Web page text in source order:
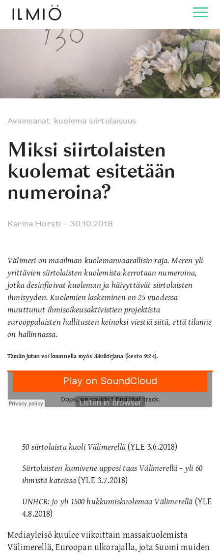
Avainsanat: kuolema siirtolaisuus
Miksi siirtolaisten
kuolemat esitetään
numeroina?
Karina Horsti – 30.10.2018
Välimeri on maailman kuolemanvaarallisin raja. Meren yli
yrittävien siirtolaisten kuolemista kerrotaan numeroina,
jotka desinfioivat kuoleman ja häivyttävät siirtolaisten
ihmisyyden. Kuolemien laskeminen on 25 vuodessa
muuttunut ihmisoikeusaktivistien projektista
eurooppalaisten hallitusten keinoksi viestiä siitä, että tilanne
on hallinnassa.
Tämän jutun voi kuunnella myös äänikirjana (kesto 9:24).
50 siirtolaista kuoli Välimerellä(YLE 3.6.2018)
Siirtolaisten kumivene upposi taas Välimerellä – yli 60
ihmistä kateissa(YLE 3.7.2018)
UNHCR: Jo yli 1500 hukkumiskuolemaa Välimerellä (YLE
4.8.2018)
Mediayleisö kuulee viikoittain massakuolemista
Välimerellä, Euroopan ulkorajalla, jota Suomi muiden